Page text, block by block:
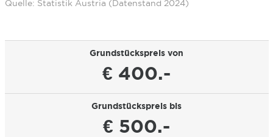
Quelle: Statistik Austria (Datenstand 2024)
Grundstückspreis von
€ 400.-
Grundstückspreis bis
€ 500.-